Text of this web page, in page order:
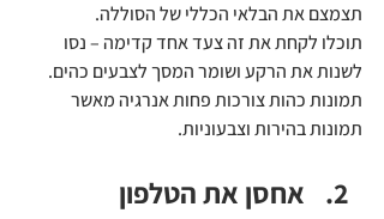
תצמצם את הבלאי הכללי של הסוללה.
תוכלו לקחת את זה צעד אחד קדימה – נסו
לשנות את הרקע ושומר המסך לצבעים כהים.
תמונות כהות צורכות פחות אנרגיה מאשר
תמונות בהירות וצבעוניות.
אחסן את הטלפון